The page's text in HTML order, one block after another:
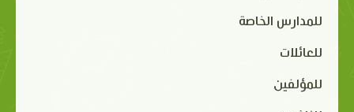
للمدارس الخاصة
للعائلات
للمؤلفين